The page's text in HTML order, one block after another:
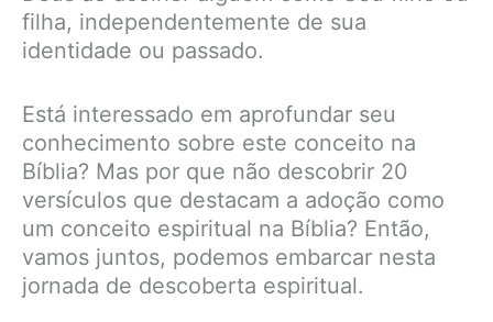
filha, independentemente de sua
identidade ou passado.
Está interessado em aprofundar seu
conhecimento sobre este conceito na
Bíblia? Mas por que não descobrir 20
versículos que destacam a adoção como
um conceito espiritual na Bíblia? Então,
vamos juntos, podemos embarcar nesta
jornada de descoberta espiritual.